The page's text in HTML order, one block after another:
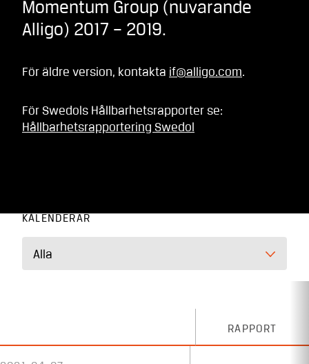
Momentum Group (nuvarande
Alligo) 2017 – 2019.
För äldre version, kontakta if@alligo.com.
För Swedols Hållbarhetsrapporter se:
Hållbarhetsrapportering Swedol
KALENDERÅR
Alla
RAPPORT